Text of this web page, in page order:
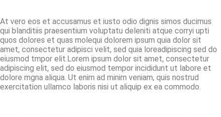
At vero eos et accusamus et iusto odio dignis simos ducimus
qui blanditiis praesentium voluptatu deleniti atque corryi upti
quos dolores et quas molequi dolorem ipsum quia dolor sit
amet, consectetur adipisci velit, sed quia loreadipiscing sed do
eiusmod tmpor elit.Lorem ipsum dolor sit amet, consectetur
adipiscing elit, sed do eiusmod tempor incididunt ut labore et
dolore mgna aliqua. Ut enim ad minim veniam, quis nostrud
exercitation ullamco laboris nisi ut aliquip ex ea commodo.